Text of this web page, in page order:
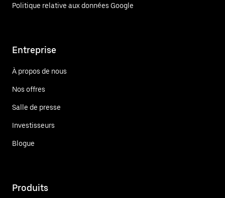
Politique relative aux données Google
Entreprise
À propos de nous
Nos offres
Salle de presse
Investisseurs
Blogue
Produits